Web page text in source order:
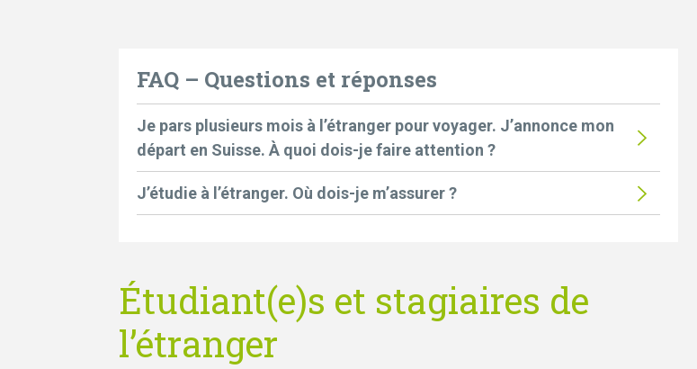
FAQ – Questions et réponses
Je pars plusieurs mois à l’étranger pour voyager. J’annonce mon
départ en Suisse. À quoi dois-je faire attention ?
J’étudie à l’étranger. Où dois-je m’assurer ?
Étudiant(e)s et stagiaires de
l’étranger